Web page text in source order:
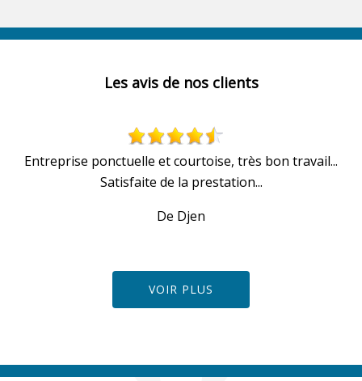
Les avis de nos clients
Entreprise ponctuelle et courtoise, très bon travail...
Satisfaite de la prestation...
De Djen
VOIR PLUS